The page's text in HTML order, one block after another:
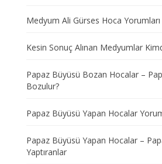
Medyum Ali Gürses Hoca
Kesin Sonuç Alınan Medyumlar
Papaz Büyüsü Bozan Hocalar –
Bozulur?
Papaz Büyüsü Yapan Hocalar
Papaz Büyüsü Yapan Hocalar –
Yaptıranlar